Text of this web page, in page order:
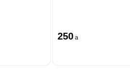
250 a